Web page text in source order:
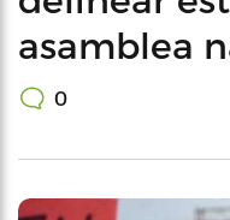
asamblea
0